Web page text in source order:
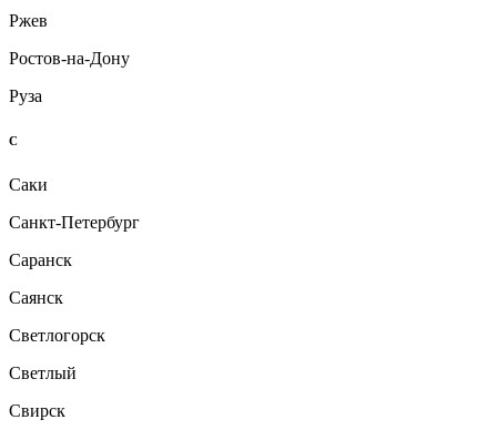
Ржев
Ростов-на-Дону
Руза
С
Саки
Санкт-Петербург
Саранск
Саянск
Светлогорск
Светлый
Свирск